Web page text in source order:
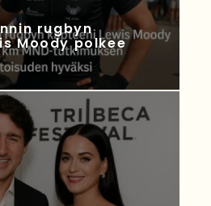
rugbyn
Moody polkee